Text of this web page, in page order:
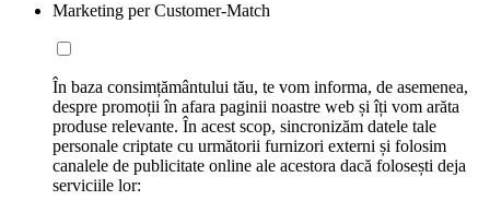
Marketing per Customer-Match
În baza consimțământului tău, te vom informa, de asemenea,
despre promoții în afara paginii noastre web și îți vom arăta
produse relevante. În acest scop, sincronizăm datele tale
personale criptate cu următorii furnizori externi și folosim
canalele de publicitate online ale acestora dacă folosești deja
serviciile lor: